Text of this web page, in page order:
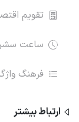
فصل دوره مربیگری
تقویم
ساعت
فرهنگ
ارتباط‌ بیشتر